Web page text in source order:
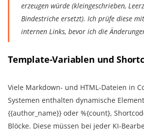
erzeugen würde (kleingeschrieben,
Bindestriche ersetzt). Ich prüfe diese
internen Links, bevor ich die
Template-Variablen und
Viele Markdown- und HTML-Dateien in
Systemen enthalten dynamische
{{author_name}} oder %{count},
Blöcke. Diese müssen bei jeder KI-